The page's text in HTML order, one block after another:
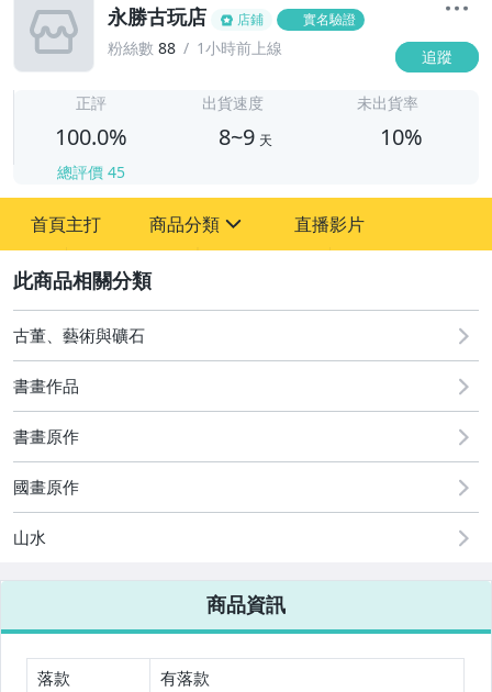
永勝古玩店 店鋪 實名驗證
粉絲數 88 1小時前上線 追蹤
正評
100.0%
總評價 45
出貨速度
8~9 天
未出貨率
10%
首頁主打 商品分類
其它
直播影片
古董、藝術與礦石
書畫作品
書畫原作
國畫原作
山水
商品資訊
落款 有落款